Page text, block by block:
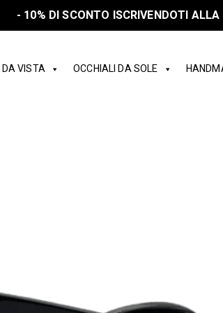
- 10% DI SCONTO ISCRIVENDOTI
VISTA OCCHIALI DA SOLE